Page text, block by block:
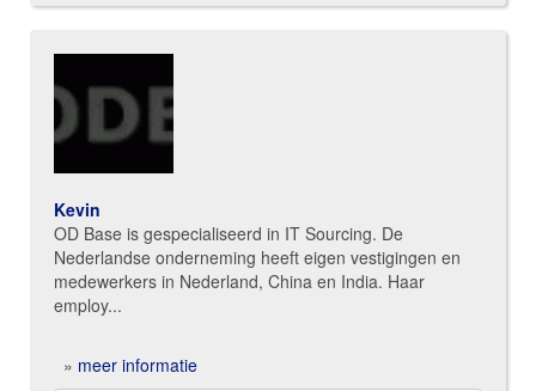
Kevin
OD Base is gespecialiseerd in IT Sourcing. De
Nederlandse onderneming heeft eigen vestigingen en
medewerkers in Nederland, China en India. Haar
employ...
» meer informatie